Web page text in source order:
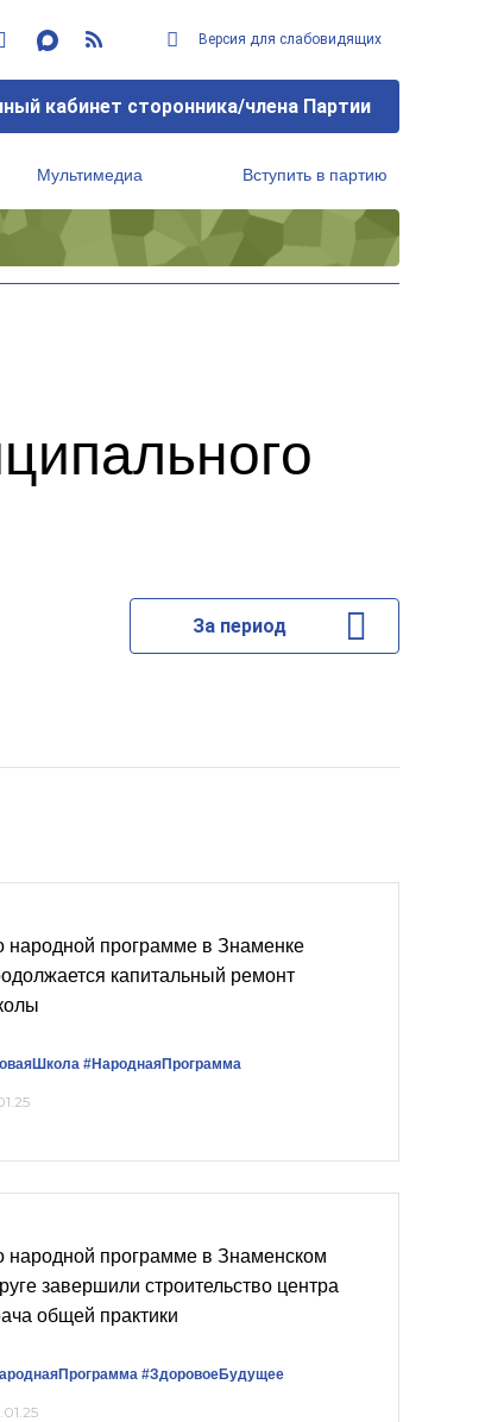
Версия для слабовидящих
кабинет сторонника/члена Партии
Мультимедиа Вступить в партию
За период
народной программе в Знаменке
капитальный ремонт
#НароднаяПрограмма
народной программе в Знаменском
завершили строительство центра
общей практики
#ЗдоровоеБудущее